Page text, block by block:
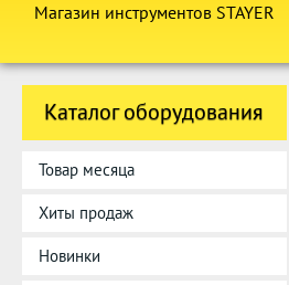
Магазин инструментов STAYER
Каталог оборудования
Товар месяца
Хиты продаж
Новинки